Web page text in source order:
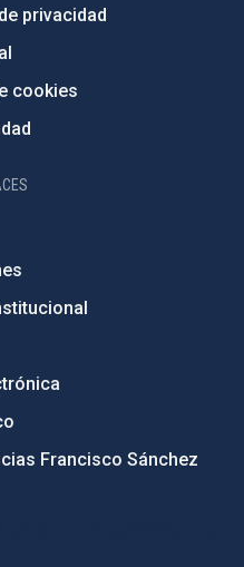
privacidad
cookies
Francisco Sánchez